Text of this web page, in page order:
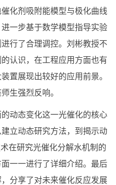
化剂吸附能模型与极化曲线
一步基于数学模型指导实验
行了合理调控。刘彬教授不
认识，在工程应用方面也有
置展现出较好的应用前景。
生强烈反响。
动态变化这一光催化的核心
立动态研究方法，到揭示动
在研究光催化分解水机制的
一一进行了详细介绍。最后
分享了对未来催化反应发展